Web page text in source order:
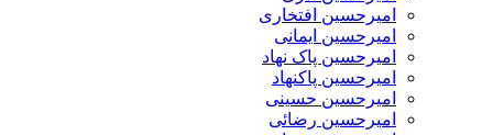
امیرحسین افتخاری
امیرحسین ایمانی
امیرحسین پاک نهاد
امیرحسین پاکنهاد
امیرحسین حسینی
امیرحسین رضائی